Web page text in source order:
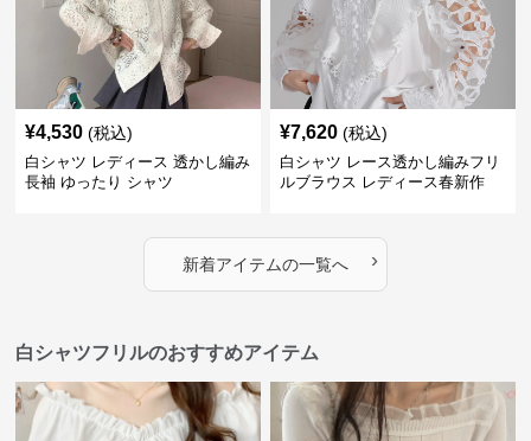
¥4,530 (税込)
白シャツ レディース 透かし編み
長袖 ゆったり シャツ
¥7,620 (税込)
白シャツ レース透かし編みフリ
ルブラウス レディース春新作
新着アイテムの一覧へ ›
白シャツフリルのおすすめアイテム